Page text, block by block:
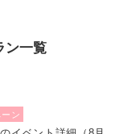
ン一覧
ン